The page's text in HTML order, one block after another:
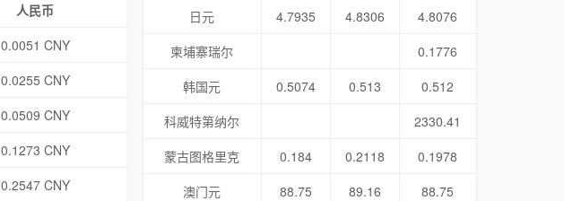
人民币
0.0051 CNY
0.0255 CNY
0.0509 CNY
0.1273 CNY
0.2547 CNY
日元
4.7935 4.8306
4.8076
柬埔寨瑞尔
0.1776
韩国元
0.5074 0.513
0.512
科威特第纳尔
2330.41
蒙古图格里克
0.184 0.2118
0.1978
澳门元
88.75 89.16
88.75